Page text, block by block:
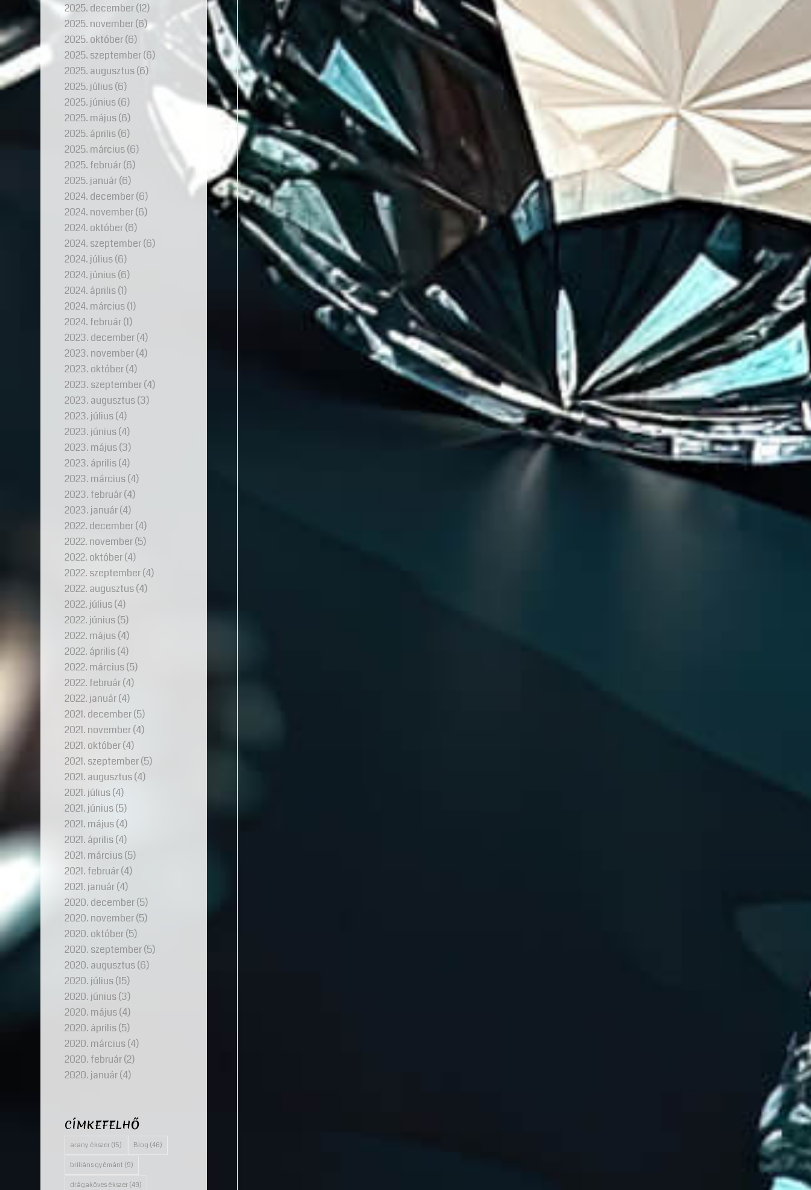
2025. december(12)
2025. november(6)
2025. október(6)
2025. szeptember(6)
2025. augusztus(6)
2025. július(6)
2025. június(6)
2025. május(6)
2025. április(6)
2025. március(6)
2025. február(6)
2025. január(6)
2024. december(6)
2024. november(6)
2024. október(6)
2024. szeptember(6)
2024. július(6)
2024. június(6)
2024. április(1)
2024. március(1)
2024. február(1)
2023. december(4)
2023. november(4)
2023. október(4)
2023. szeptember(4)
2023. augusztus(3)
2023. július(4)
2023. június(4)
2023. május(3)
2023. április(4)
2023. március(4)
2023. február(4)
2023. január(4)
2022. december(4)
2022. november(5)
2022. október(4)
2022. szeptember(4)
2022. augusztus(4)
2022. július(4)
2022. június(5)
2022. május(4)
2022. április(4)
2022. március(5)
2022. február(4)
2022. január(4)
2021. december(5)
2021. november(4)
2021. október(4)
2021. szeptember(5)
2021. augusztus(4)
2021. július(4)
2021. június(5)
2021. május(4)
2021. április(4)
2021. március(5)
2021. február(4)
2021. január(4)
2020. december(5)
2020. november(5)
2020. október(5)
2020. szeptember(5)
2020. augusztus(6)
2020. július(15)
2020. június(3)
2020. május(4)
2020. április(5)
2020. március(4)
2020. február(2)
2020. január(4)
CÍMKEFELHŐ
arany ékszer (15) Blog (46)
briliáns gyémánt (9)
drágaköves ékszer (49)